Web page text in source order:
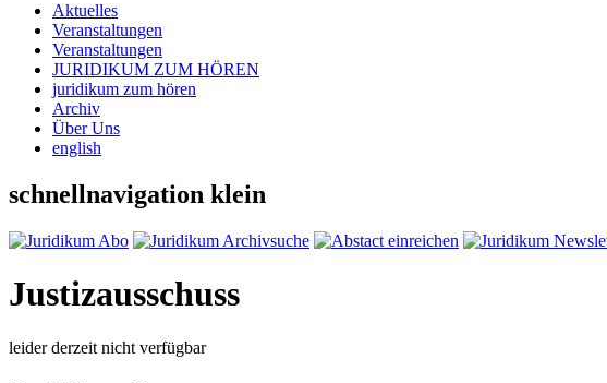
Aktuelles
Veranstaltungen
Veranstaltungen
JURIDIKUM ZUM HÖREN
juridikum zum hören
Archiv
Über Uns
english
schnellnavigation klein
Justizausschuss
leider derzeit nicht verfügbar